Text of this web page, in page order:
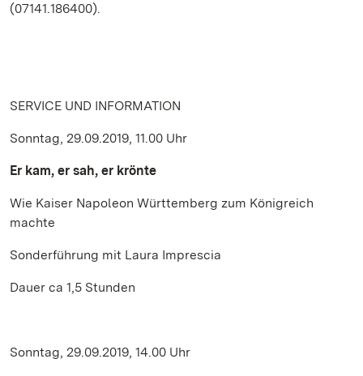
(07141.186400).
SERVICE UND INFORMATION
Sonntag, 29.09.2019, 11.00 Uhr
Er kam, er sah, er krönte
Wie Kaiser Napoleon Württemberg zum Königreich
machte
Sonderführung mit Laura Imprescia
Dauer ca 1,5 Stunden
Sonntag, 29.09.2019, 14.00 Uhr